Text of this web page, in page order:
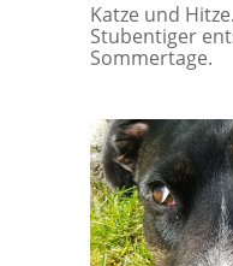
Katze und
Stubentiger
Sommertage.